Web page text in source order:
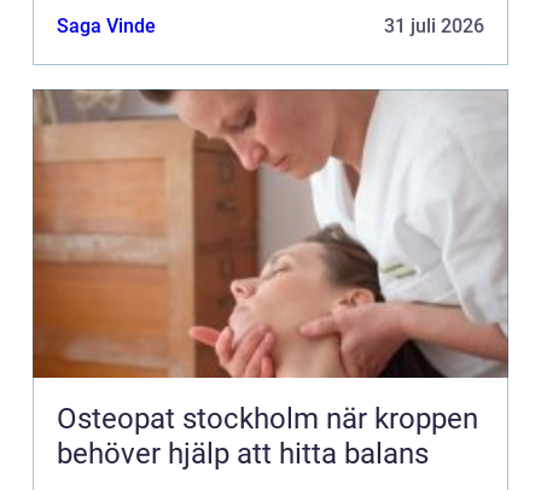
Saga Vinde 31 juli 2026
Osteopat stockholm när kroppen
behöver hjälp att hitta balans